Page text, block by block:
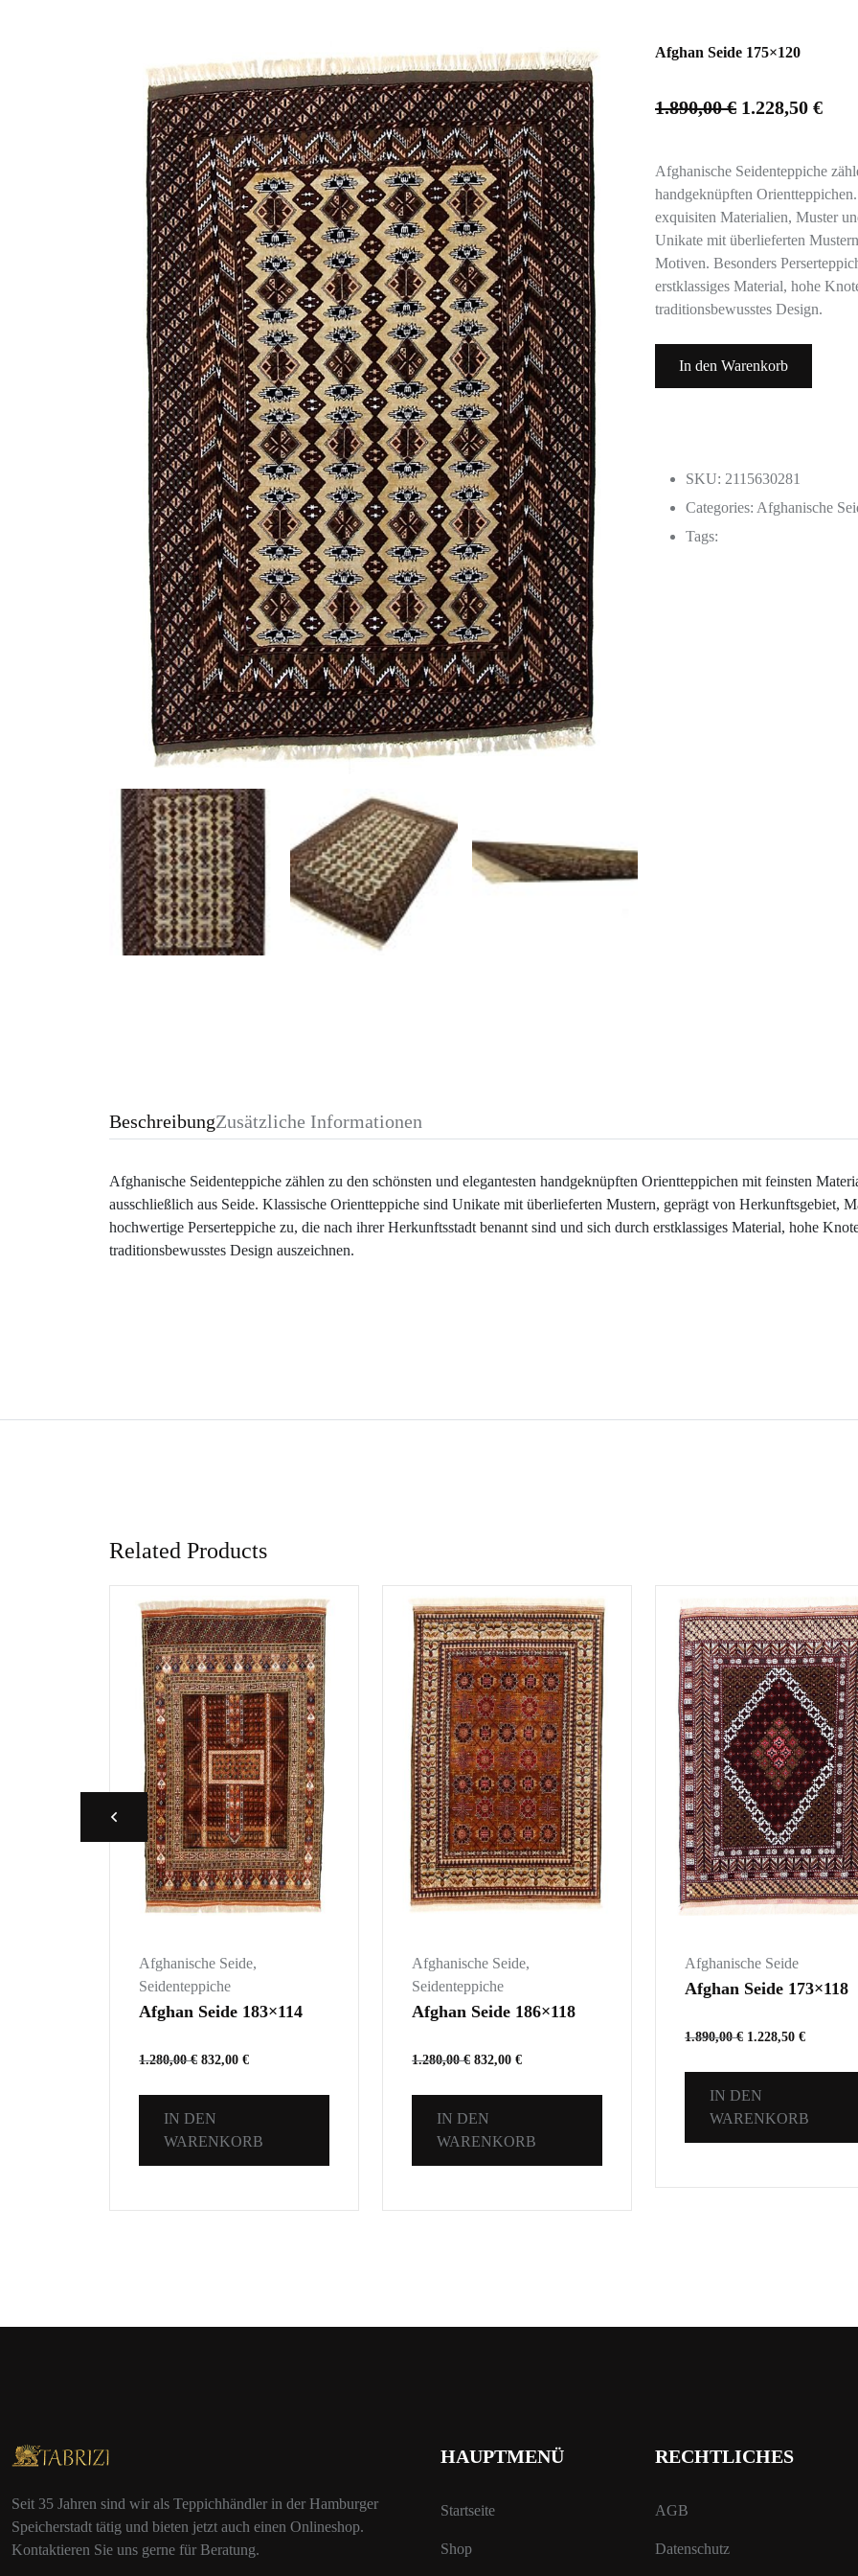
Afghan Seide 175×120
1.890,00€ 1.228,50 €
Afghanische Seidenteppiche
handgeknüpften
exquisiten Materialien, Muster
Unikate mit überlieferten
Motiven. Besonders
erstklassiges Material, hohe
traditionsbewusstes Design.
In den Warenkorb
SKU: 2115630281
Categories: Afghanische
Tags:
BeschreibungZusätzliche Informationen
Afghanische Seidenteppiche zählen zu den schönsten und elegantesten handgeknüpften Orientteppichen mit feinsten
ausschließlich aus Seide. Klassische Orientteppiche sind Unikate mit überlieferten Mustern, geprägt von Herkunftsgebiet,
hochwertige Perserteppiche zu, die nach ihrer Herkunftsstadt benannt sind und sich durch erstklassiges Material, hohe
traditionsbewusstes Design auszeichnen.
Related Products
Afghanische Seide,
Seidenteppiche
Afghan Seide 183×114
1.280,00€ 832,00 €
IN DEN
WARENKORB
Afghanische Seide,
Seidenteppiche
Afghan Seide 186×118
1.280,00€ 832,00 €
IN DEN
WARENKORB
Afghanische Seide
Afghan Seide 173×118
1.890,00€ 1.228,50 €
IN DEN
WARENKORB
Seit 35 Jahren sind wir als Teppichhändler in der Hamburger
Speicherstadt tätig und bieten jetzt auch einen Onlineshop.
Kontaktieren Sie uns gerne für Beratung.
HAUPTMENÜ
Startseite
Shop
RECHTLICHES
AGB
Datenschutz